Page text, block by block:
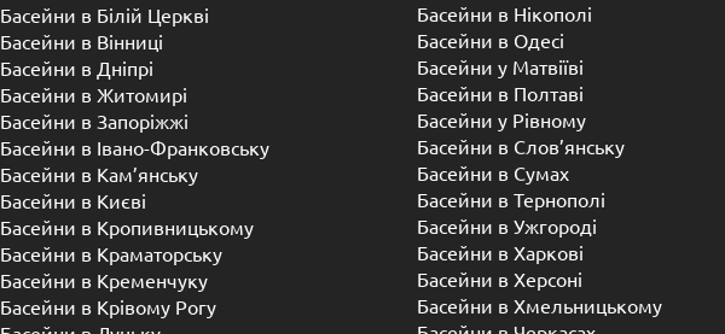
Басейни в Білій Церкві
Басейни в Вінниці
Басейни в Дніпрі
Басейни в Житомирі
Басейни в Запоріжжі
Басейни в Івано-Франковську
Басейни в Кам’янську
Басейни в Києві
Басейни в Кропивницькому
Басейни в Краматорську
Басейни в Кременчуку
Басейни в Крівому Рогу
Басейни в Нікополі
Басейни в Одесі
Басейни у Матвіїві
Басейни в Полтаві
Басейни у ​​Рівному
Басейни в Слов’янську
Басейни в Сумах
Басейни в Тернополі
Басейни в Ужгороді
Басейни в Харкові
Басейни в Херсоні
Басейни в Хмельницькому